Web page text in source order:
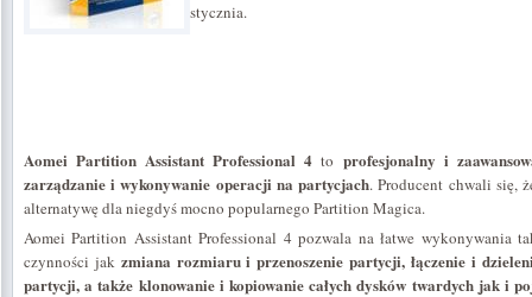
stycznia.
Aomei Partition Assistant Professional 4 to profesjonalny i
zarządzanie i wykonywanie operacji na partycjach. Producent chwali się,
alternatywę dla niegdyś mocno popularnego Partition Magica.
Aomei Partition Assistant Professional 4 pozwala na łatwe wykonywania
czynności jak zmiana rozmiaru i przenoszenie partycji, łączenie i
partycji, a także klonowanie i kopiowanie całych dysków twardych jak i